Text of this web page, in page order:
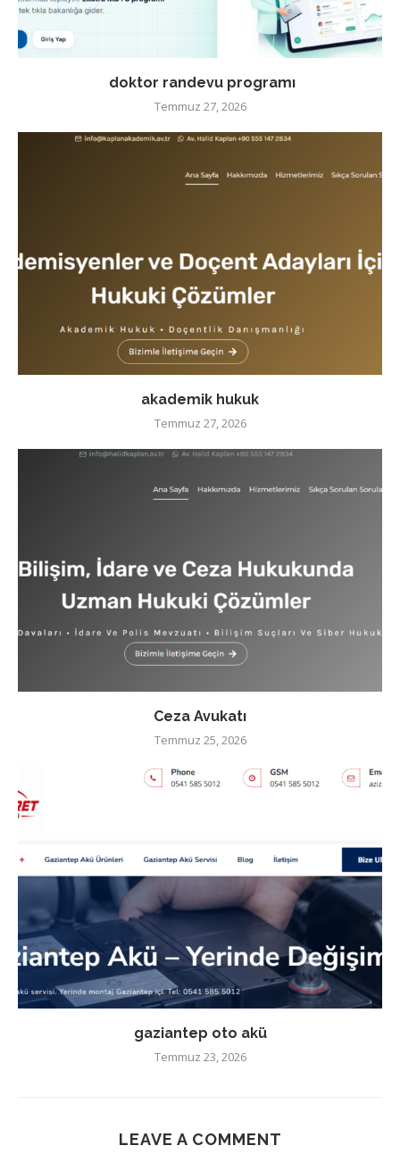
doktor randevu programı
Temmuz 27, 2026
akademik hukuk
Temmuz 27, 2026
Ceza Avukatı
Temmuz 25, 2026
gaziantep oto akü
Temmuz 23, 2026
LEAVE A COMMENT